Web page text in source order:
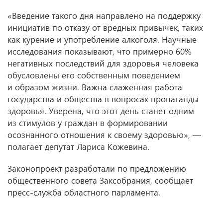
«Введение такого дня направлено на поддержку
инициатив по отказу от вредных привычек, таких
как курение и употребление алкоголя. Научные
исследования показывают, что примерно 60%
негативных последствий для здоровья человека
обусловлены его собственным поведением
и образом жизни. Важна слаженная работа
государства и общества в вопросах пропаганды
здоровья. Уверена, что этот день станет одним
из стимулов у граждан в формировании
осознанного отношения к своему здоровью», —
полагает депутат Лариса Кожевина.
Законопроект разработали по предложению
общественного совета Заксобрания, сообщает
пресс-служба областного парламента.